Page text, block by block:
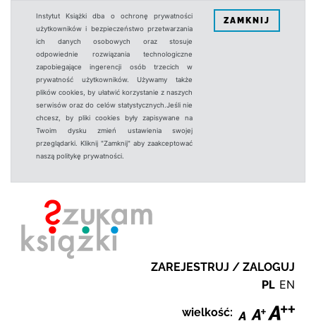
Instytut Książki dba o ochronę prywatności
użytkowników i bezpieczeństwo przetwarzania
ich danych osobowych oraz stosuje
odpowiednie rozwiązania technologiczne
zapobiegające ingerencji osób trzecich w
prywatność użytkowników. Używamy także
plików cookies, by ułatwić korzystanie z naszych
serwisów oraz do celów statystycznych.Jeśli nie
chcesz, by pliki cookies były zapisywane na
Twoim dysku zmień ustawienia swojej
przeglądarki. Kliknij "Zamknij" aby zaakceptować
naszą politykę prywatności.
ZAMKNIJ
ZAREJESTRUJ / ZALOGUJ
PL EN
wielkość: